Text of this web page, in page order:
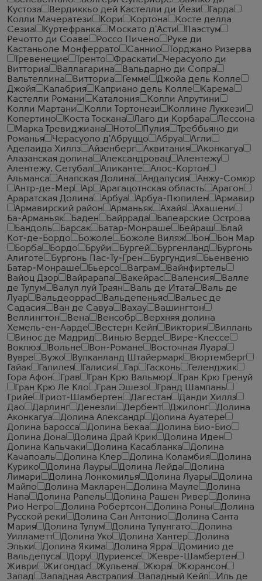
Кустоза
Вердиккьо дей Кастелли ди Йези
Гарда
Колли Мачератези
Кори Кортона
Косте делла
Сезиа
Куртефранка Москато д'Асти
Паэстум
Речотто ди Соаве
Россо Пичено
Руке ди
Кастаньоле Монферрато
Саннио
Торджано Ризерва
Тревенецие
Тренто Фраскати
Черасуоло ди
Витториа
Валлагарина
Вальдарно ди Сопра
Вальтеллина
Витториа Гемме
Джойа дель Колле
Джойя
Калабрия Каприано дель Колле
Карема
Кастелли Романи
Каталония
Колли Апрутини
Колли Мартани
Колли Тортонези
Коллине Луккези
Копертино
Коста Тоскана Лаго ди Корбара
Лессона
Марка Тревиджиана
Ното Пулия
Треббьяно ди
Романья
Черасуоло д'Абруццо Абруа
Агли
Аделаида Хиллз
Айзенберг Аквитания
Аконкагуа
Алазанская долина
Александровац
Алентежу
Алентежу. Сетубал
Аликанте
Алос-Кортон
Альманса
Анапская Долина Андалусия
Анжу-Сомюр
Антр-де-Мер
Ар Арагацотнская область
Арагон
Араратская Долина
Арбуа Арбуа-Пюпилен
Армавир
Армавирский район
Арманьяк Ахайя
Ахашени
Ба-Арманьяк
Баден Байррада
Балеарские Острова
Бандоль
Барсак Батар-Монраше Бейраш
Блай
Кот-де-Бордо
Божоле Божоле Виляж Бон
Бон Мар
Борба
Бордо Бруйи Бургей Бургенланд
Бургонь
Алиготе
Бургонь Пас-Ту-Грен Бургундия
Бьенвеню
Батар-Монраше
Бьерсо Ваграм
Вайнфиртель
Вайоц Дзор
Вайрарапа Вакейрас Валенсия
Валле
де Тулум
Валул луй Траян Валь де Итата
Валь де
Луар
Вальдеоррас Вальдепеньяс
Вальес де
Садасия
Ван де Савуа Вахау
Вашингтон
Веллингтон
Вена Венсобр
Верхняя долина
Хемель-ен-Аарде
Вестерн Кейп Виктория
Виллань
Винос де Мадрид
Винью Верде
Вире-Клессе
Воклюз
Вольне Вон-Романе
Восточная Луара
Вувре
Вужо Вулканланд Штайермарк
Вюртемберг
Гайак
Галилея Галисия Гар Гасконь
Геленджик
Гора Афон
Грав Гран Крю Вальмюр
Гран Крю Гренуй
Гран Крю Ле Кло
Гран Эшезо
Гранд Шампань
Грийе
Гриот-Шамбертен Дагестан
Данди Хиллз
Дао
Дарлинг Денезли Дербент Джилонг
Долина
Аконкагуа
Долина Александр
Долина Ауатере
Долина Баросса
Долина Бекаа
Долина Био-Био
Долина Дона
Долина Драй Крик
Долина Иден
Долина Кальчаки
Долина Касабланка
Долина
Качапоаль
Долина Клер Долина Коламбия
Долина
Курико
Долина Лауры Долина Лейда
Долина
Лимари
Долина Лонкомилья Долина Луары
Долина
Майпо
Долина Макларен Долина Мауле
Долина
Напа
Долина Рапель Долина Рашен Ривер
Долина
Рио Негро
Долина Робертсон Долина Роны
Долина
Русской реки
Долина Сан Антонио
Долина Санта
Мария
Долина Тулум Долина Тупунгато
Долина
Уилламетт
Долина Уко Долина Хантер
Долина
Эльки
Долина Якима Долина Ярра
Доминио де
Вальдепуса
Дору Дуриенсе
Жевре-Шамбертен
Живри
Жигондас Жульена Жюра
Жюрансон
Запад
Западная Австралия Западный Кейп
Иль де